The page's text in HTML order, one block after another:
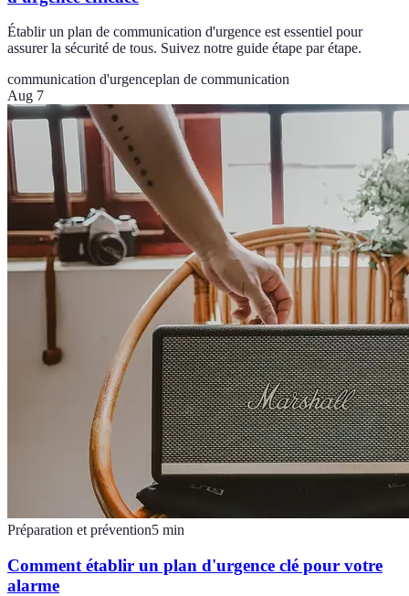
Établir un plan de communication d'urgence est essentiel pour
assurer la sécurité de tous. Suivez notre guide étape par étape.
communication d'urgenceplan de communication
Aug 7
Préparation et prévention5 min
Comment établir un plan d'urgence clé pour votre
alarme